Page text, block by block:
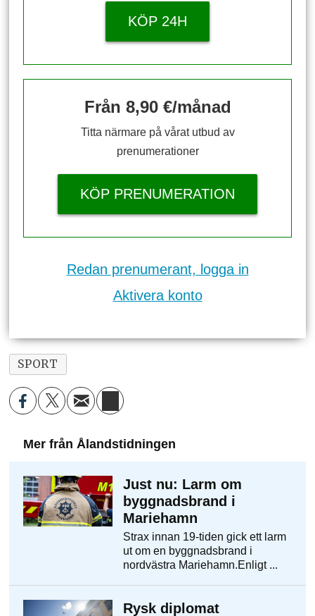
KÖP 24H
Från 8,90 €/månad
Titta närmare på vårat utbud av
prenumerationer
KÖP PRENUMERATION
Redan prenumerant, logga in
Aktivera konto
SPORT